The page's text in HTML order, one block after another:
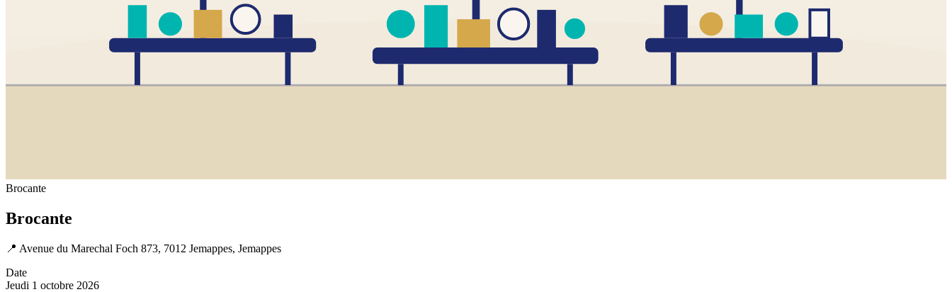
Brocante
Brocante
📍 Avenue du Marechal Foch 873, 7012 Jemappes, Jemappes
Date
Jeudi 1 octobre 2026